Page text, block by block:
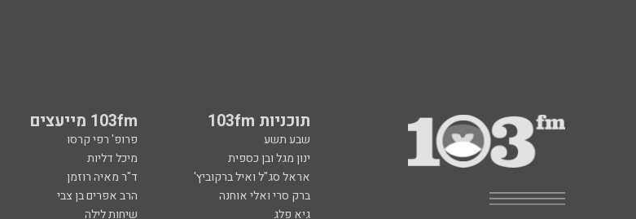
תוכניות 103fm 103fm מייעצים
שבע תשע פרופ' רפי קרסו
ינון מגל ובן כספית
מיכל דליות
אראל סג"ל ואיל ברקוביץ'
ד"ר מאיה רוזמן
ברק סרי ואלי אוחנה
הרב אפרים בן צבי
גיא פלג
שיחות לילה